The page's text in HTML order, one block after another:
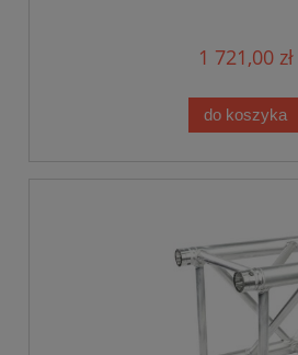
1 721,00 zł
do koszyka